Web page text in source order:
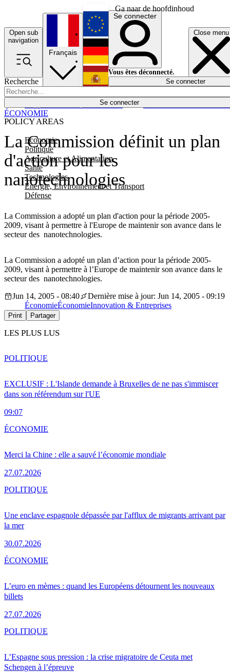
Ga naar de hoofdinhoud
Open sub
navigation
Close menu
Recherche
Se connecter
POLICY AREAS
Economie
Politique
Agriculture et Alimentation
Santé
Technologies
Energie, Environnement et Transport
Défense
Économie
Français
English
Deutsch
Español
Se connecter
Vous êtes déconnecté.
Se connecter
La Commission définit un plan
d'action pour les
nanotechnologies
La Commission a adopté un plan d'action pour la période 2005-
2009, visant à permettre à l'Europe de maintenir son avance dans le
secteur des nanotechnologies.
ÉCONOMIE
La Commission a adopté un plan d’action pour la période 2005-
2009, visant à permettre à l’Europe de maintenir son avance dans le
secteur des nanotechnologies.
Jun 14, 2005 - 08:40
Dernière mise à jour: Jun 14, 2005 - 09:19
ÉconomieÉconomieInnovation & Entreprises
Print Partager
LES PLUS LUS
EXCLUSIF : L'Islande demande à Bruxelles de ne pas s'immiscer
dans son référendum sur l'UE
09:07
POLITIQUE
Merci la Chine : elle a sauvé l’économie mondiale
27.07.2026
ÉCONOMIE
Une enclave espagnole dépassée par l'afflux de migrants arrivant par
la mer
30.07.2026
POLITIQUE
L’euro en mèmes : quand les Européens détournent les nouveaux
billets
27.07.2026
ÉCONOMIE
L’Espagne sous pression : la crise migratoire de Ceuta met
Schengen à l’épreuve
POLITIQUE